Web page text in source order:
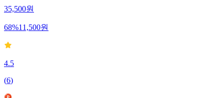
35,500원
68%11,500원
4.5
(6)